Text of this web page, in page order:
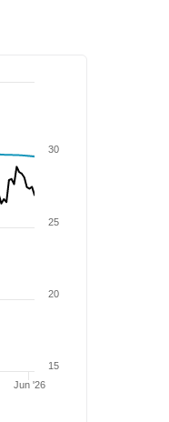
Jun '26
15
20
25
30